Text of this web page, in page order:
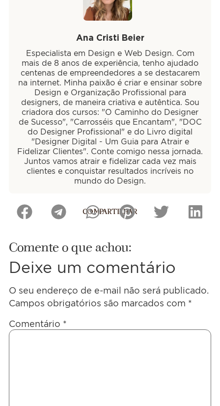
Ana Cristi Beier
Especialista em Design e Web Design. Com
mais de 8 anos de experiência, tenho ajudado
centenas de empreendedores a se destacarem
na internet. Minha paixão é criar e ensinar sobre
Design e Organização Profissional para
designers, de maneira criativa e autêntica. Sou
criadora dos cursos: "O Caminho do Designer
de Sucesso", "Carrosséis que Encantam", "DOC
do Designer Profissional" e do Livro digital
"Designer Digital - Um Guia para Atrair e
Fidelizar Clientes". Conte comigo nessa jornada.
Juntos vamos atrair e fidelizar cada vez mais
clientes e conquistar resultados incríveis no
mundo do Design.
COMPARTILHAR
Comente o que achou:
Deixe um comentário
O seu endereço de e-mail não será publicado.
Campos obrigatórios são marcados com *
Comentário *